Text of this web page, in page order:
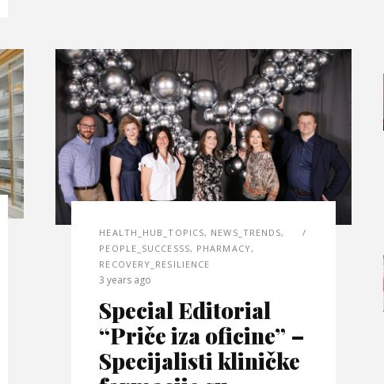
HEALTH_HUB_TOPICS, NEWS_TRENDS,
PEOPLE_SUCCESSS, PHARMACY,
RECOVERY_RESILIENCE
3 years ago
Special Editorial
“Priče iza oficine” –
Specijalisti kliničke